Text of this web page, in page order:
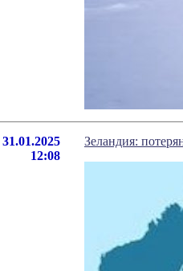
31.01.2025
12:08
Зеландия: